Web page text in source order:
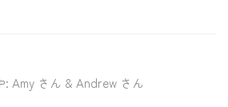
: Amy さん & Andrew さん